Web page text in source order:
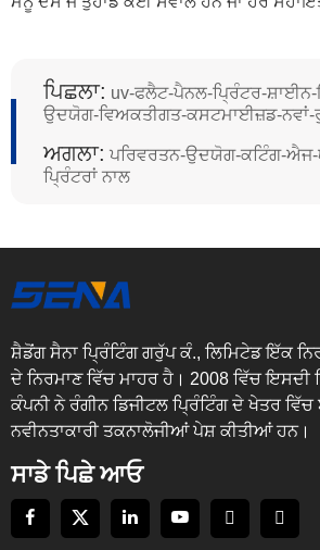
ਪਿਛਲਾ: uv-ਫਲੈਟ-ਪੈਨਲ-ਪ੍ਰਿੰਟਰ-
ਉਦਯੋਗ-ਵਿਅਕਤੀਗਤ-ਕਸਟਮਾਈਜ਼ਡ-ਨਵਾਂ-
ਅਗਲਾ: ਪਰਿਵਰਤਨ-ਉਦਯੋਗ-ਕਟਿੰਗ-
ਪ੍ਰਿੰਟਰਾਂ ਨਾਲ
ਸ਼ੈਡੋਂਗ ਸੈਨਾ ਪ੍ਰਿੰਟਿੰਗ ਗਰੁੱਪ ਕੰ., ਲਿਮਿਟੇਡ ਇੱਕ
ਦੇ ਨਿਰਮਾਣ ਵਿੱਚ ਮਾਹਰ ਹੈ। 2008 ਵਿੱਚ ਇਸਦੀ
ਕੰਪਨੀ ਨੇ ਰੰਗੀਨ ਡਿਜੀਟਲ ਪ੍ਰਿੰਟਿੰਗ ਦੇ ਖੇਤਰ
ਨਵੀਨਤਾਕਾਰੀ ਤਕਨਾਲੋਜੀਆਂ ਪੇਸ਼ ਕੀਤੀਆਂ ਹਨ।
ਸਾਡੇ ਪਿਛੇ ਆਓ